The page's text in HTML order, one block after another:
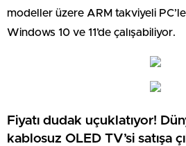
modeller üzere ARM takviyeli
Windows 10 ve 11’de çalışabiliyor.
Fiyatı dudak uçuklatıyor!
kablosuz OLED TV’si satışa